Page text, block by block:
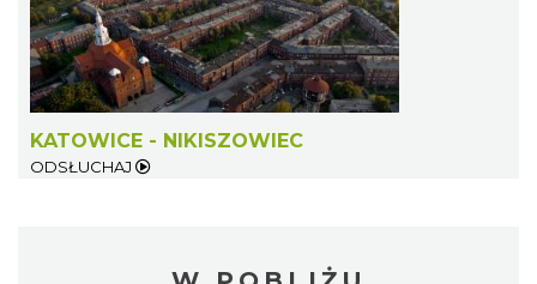
KATOWICE - NIKISZOWIEC
ODSŁUCHAJ